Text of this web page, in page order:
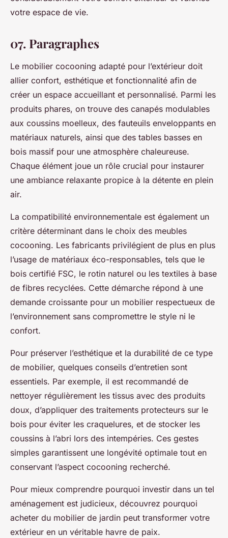
votre espace de vie.
07. Paragraphes
Le mobilier cocooning adapté pour l’extérieur doit
allier confort, esthétique et fonctionnalité afin de
créer un espace accueillant et personnalisé. Parmi les
produits phares, on trouve des canapés modulables
aux coussins moelleux, des fauteuils enveloppants en
matériaux naturels, ainsi que des tables basses en
bois massif pour une atmosphère chaleureuse.
Chaque élément joue un rôle crucial pour instaurer
une ambiance relaxante propice à la détente en plein
air.
La compatibilité environnementale est également un
critère déterminant dans le choix des meubles
cocooning. Les fabricants privilégient de plus en plus
l’usage de matériaux éco-responsables, tels que le
bois certifié FSC, le rotin naturel ou les textiles à base
de fibres recyclées. Cette démarche répond à une
demande croissante pour un mobilier respectueux de
l’environnement sans compromettre le style ni le
confort.
Pour préserver l’esthétique et la durabilité de ce type
de mobilier, quelques conseils d’entretien sont
essentiels. Par exemple, il est recommandé de
nettoyer régulièrement les tissus avec des produits
doux, d’appliquer des traitements protecteurs sur le
bois pour éviter les craquelures, et de stocker les
coussins à l’abri lors des intempéries. Ces gestes
simples garantissent une longévité optimale tout en
conservant l’aspect cocooning recherché.
Pour mieux comprendre pourquoi investir dans un tel
aménagement est judicieux, découvrez pourquoi
acheter du mobilier de jardin peut transformer votre
extérieur en un véritable havre de paix.